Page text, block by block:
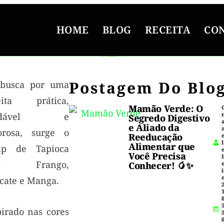
HOME BLOG RECEITA
por uma
prática,
e
surge o
de Tapioca
Frango,
e Manga.
nas cores
Postagem Do
Mamão Verde: O
Segredo Digestivo
e Aliado da
Reeducação
Alimentar que
Você Precisa
Conhecer! 🥭✨
r
l
2
0
2
0